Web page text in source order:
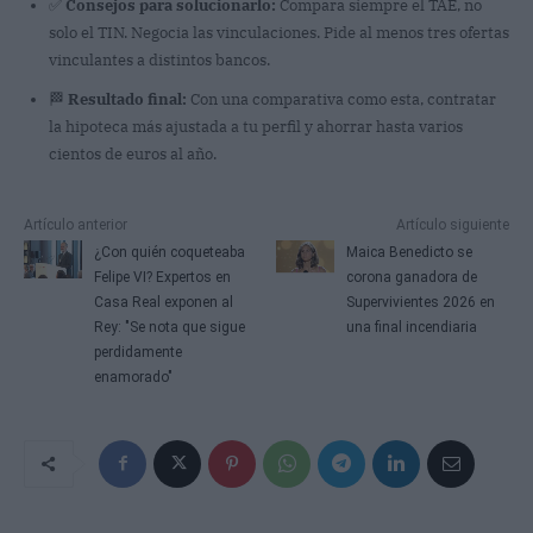
Consejos para solucionarlo: Compara siempre el TAE, no
solo el TIN. Negocia las vinculaciones. Pide al menos tres ofertas
vinculantes a distintos bancos.
🏁 Resultado final: Con una comparativa como esta, contratar
la hipoteca más ajustada a tu perfil y ahorrar hasta varios
cientos de euros al año.
Artículo anterior
¿Con quién coqueteaba
Felipe VI? Expertos en
Casa Real exponen al
Rey: "Se nota que sigue
perdidamente
enamorado"
Artículo siguiente
Maica Benedicto se
corona ganadora de
Supervivientes 2026 en
una final incendiaria